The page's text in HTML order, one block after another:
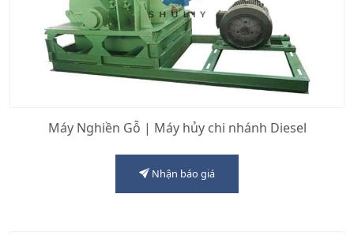
Máy Nghiền Gỗ | Máy hủy chi nhánh Diesel
Nhận báo giá